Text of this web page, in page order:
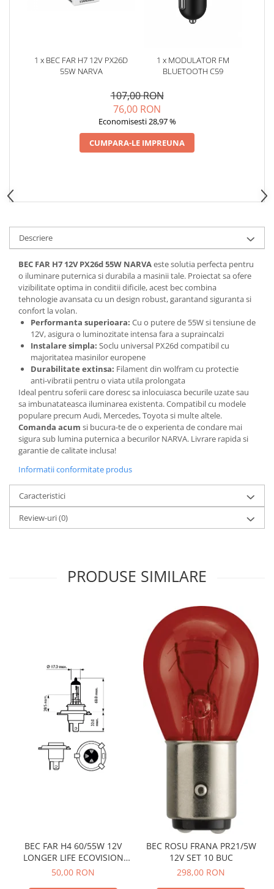
Marcaje si Echipamente de
Echipamente Electrice si
Echipamente ADR si Utilitare
Aditivi Auto
Aditivi Combustibil
Aditivi DPF, Sistem Racire si
Servodirectie
Antigel
Spray Curatare Frane
Produse Intretinere si Detailing
Lubrifianti si Spray-uri de Curatare
Curatare si Detailing Interior
Vopsitorie, Chituri si Adezivi
Curatare si Detailing Exterior
Articole Auto Sezoniere
Produse de Iarna
Cabluri Pornire
Produse de Vara
Blog
1 x BEC FAR H7 12V PX26D
55W NARVA
1 x MODULATOR FM
BLUETOOTH C59
107,00 RON
76,00 RON
Economisesti 28,97 %
CUMPARA-LE IMPREUNA
Descriere
BEC FAR H7 12V PX26d 55W NARVAeste solutia perfecta pentru
o iluminare puternica si durabila a masinii tale. Proiectat sa ofere
vizibilitate optima in conditii dificile, acest bec combina
tehnologie avansata cu un design robust, garantand siguranta si
confort la volan.
Performanta superioara: Cu o putere de 55W si tensiune de
12V, asigura o luminozitate intensa fara a supraincalzi
Instalare simpla: Soclu universal PX26d compatibil cu
majoritatea masinilor europene
Durabilitate extinsa: Filament din wolfram cu protectie
anti-vibratii pentru o viata utila prolongata
Ideal pentru soferii care doresc sa inlocuiasca becurile uzate sau
sa imbunatateasca iluminarea existenta. Compatibil cu modele
populare precum Audi, Mercedes, Toyota si multe altele.
Comanda acum si bucura-te de o experienta de condare mai
sigura sub lumina puternica a becurilor NARVA. Livrare rapida si
garantie de calitate inclusa!
Informatii conformitate produs
Caracteristici
Review-uri(0)
PRODUSE SIMILARE
BEC FAR H4 60/55W 12V
LONGER LIFE ECOVISION
PHILIPS
50,00 RON
BEC ROSU FRANA PR21/5W
12V SET 10 BUC
298,00 RON